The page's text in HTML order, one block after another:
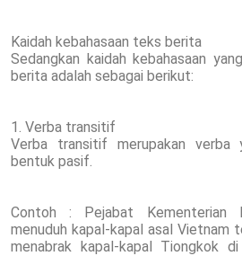
Kaidah kebahasaan teks berita
Sedangkan kaidah kebahasaan
berita adalah sebagai berikut:
1. Verba transitif
Verba transitif merupakan verba
bentuk pasif.
Contoh : Pejabat Kementerian
menuduh kapal-kapal asal Vietnam
menabrak kapal-kapal Tiongkok